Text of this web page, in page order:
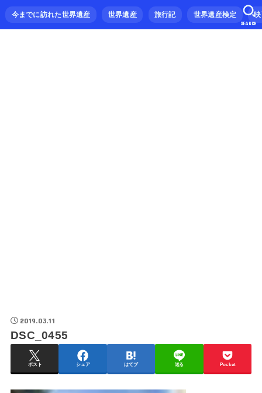
今までに訪れた世界遺産 世界遺産 旅行記 世界遺産検定
SEARCH
2019.03.11
DSC_0455
ポスト シェア はてブ 送る Pocket